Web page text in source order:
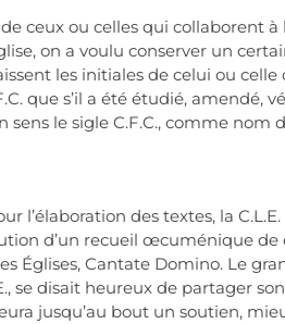
ceux ou celles qui collaborent
on a voulu conserver un
les initiales de celui ou celle
que s’il a été étudié, amendé,
le sigle C.F.C., comme nom
l’élaboration des textes, la
d’un recueil œcuménique
Églises, Cantate Domino. Le
se disait heureux de partager
jusqu’au bout un soutien,